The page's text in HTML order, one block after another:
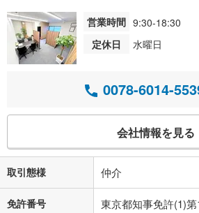
営業時間 9:30-18:30
定休日
水曜日
0078-6014-
会社情報を見る
取引態様 仲介
免許番号 東京都知事免許(1)